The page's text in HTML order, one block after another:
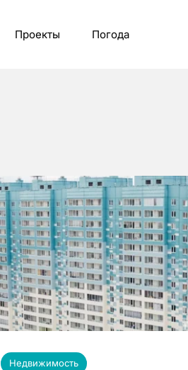
Проекты Погода
Недвижимость